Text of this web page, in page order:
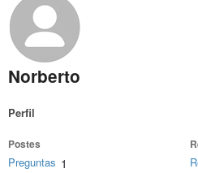
Norberto
Perfil
Postes
Preguntas 1